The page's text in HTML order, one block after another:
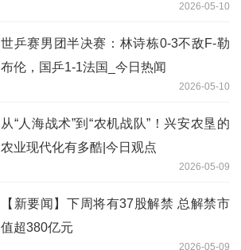
2026-05-10
世乒赛男团半决赛：林诗栋0-3不敌F-勒
布伦，国乒1-1法国_今日热闻
2026-05-10
从“人海战术”到“农机战队”！兴安农垦的
农业现代化有多酷|今日观点
2026-05-09
【新要闻】下周将有37股解禁 总解禁市
值超380亿元
2026-05-09